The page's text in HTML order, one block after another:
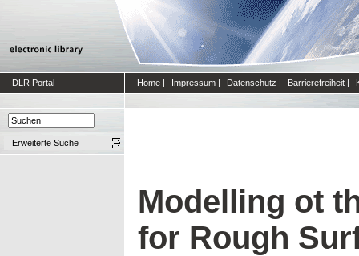
DLR Portal Home | Impressum | Datenschutz | Barrierefreiheit |
Erweiterte Suche
Modelling ot
for Rough